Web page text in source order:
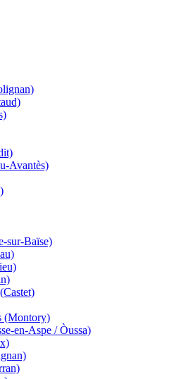
Avantès)
sur-Baïse)
(Montory)
en-Aspe / Òussa)